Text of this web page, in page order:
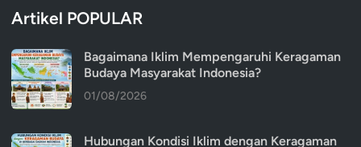
Artikel POPULAR
Bagaimana Iklim Mempengaruhi Keragaman
Budaya Masyarakat Indonesia?
01/08/2026
Hubungan Kondisi Iklim dengan Keragaman